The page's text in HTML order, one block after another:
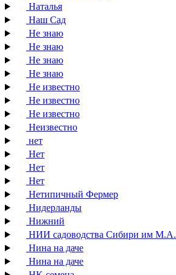
Наталья
Наш Сад
Не знаю
Не знаю
Не знаю
Не знаю
Не известно
Не известно
Не известно
Неизвестно
нет
Нет
Нет
Нет
Нетипичный Фермер
Нидерланды
Нижний
НИИ садоводства Сибири им
Нина на даче
Нина на даче